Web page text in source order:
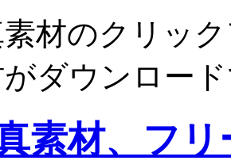
材のクリッ
ダウンロー
素材、フ